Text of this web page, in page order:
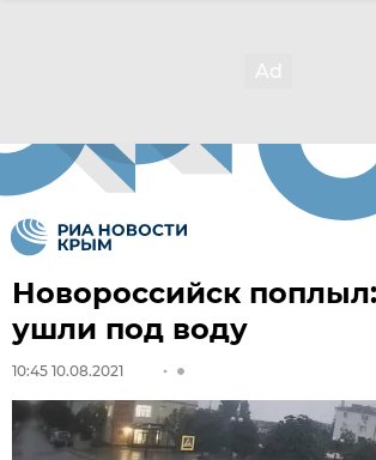
Новороссийск
ушли под воду
10:45 10.08.2021